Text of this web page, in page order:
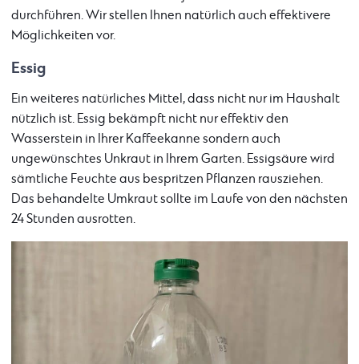
durchführen. Wir stellen Ihnen natürlich auch effektivere
Möglichkeiten vor.
Essig
Ein weiteres natürliches Mittel, dass nicht nur im Haushalt
nützlich ist. Essig bekämpft nicht nur effektiv den
Wasserstein in Ihrer Kaffeekanne sondern auch
ungewünschtes Unkraut in Ihrem Garten. Essigsäure wird
sämtliche Feuchte aus bespritzen Pflanzen rausziehen.
Das behandelte Umkraut sollte im Laufe von den nächsten
24 Stunden ausrotten.